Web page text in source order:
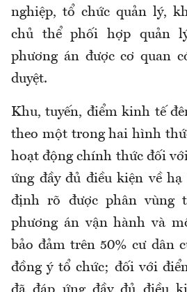
nghiệp, tổ chức quản lý,
chủ thể phối hợp quản
phương án được cơ quan
duyệt.
Khu, tuyến, điểm kinh tế
theo một trong hai hình
hoạt động chính thức đối
ứng đầy đủ điều kiện về
định rõ được phân vùng
phương án vận hành và
bảo đảm trên 50% cư dân
đồng ý tổ chức; đối với